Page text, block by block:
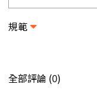
規範
全部評論 (0)